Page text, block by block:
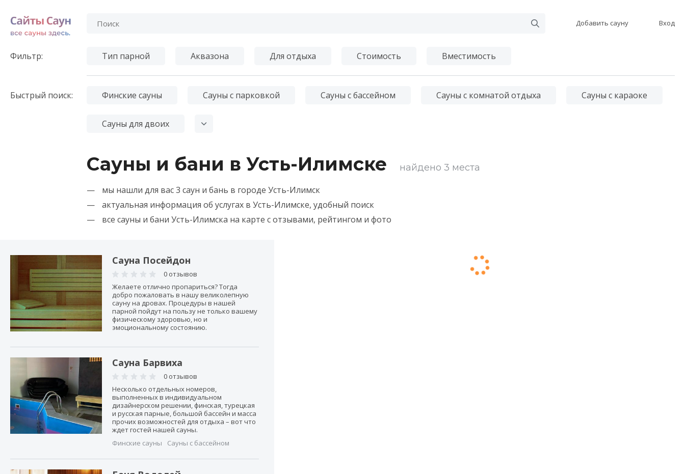
Добавить сауну Вход
Фильтр: Тип парной Аквазона Для отдыха Стоимость Вместимость
Быстрый поиск: Финские сауны Сауны с парковкой Сауны с бассейном Сауны с комнатой отдыха Сауны с караоке
Сауны для двоих
Сауны и бани в Усть-Илимске
найдено 3 места
мы нашли для вас 3 саун и бань в городе Усть-Илимск
актуальная информация об услугах в Усть-Илимске, удобный поиск
все сауны и бани Усть-Илимска на карте с отзывами, рейтингом и фото
Сауна Посейдон
0 отзывов
Желаете отлично пропариться? Тогда
добро пожаловать в нашу великолепную
сауну на дровах. Процедуры в нашей
парной пойдут на пользу не только вашему
физическому здоровью, но и
эмоциональному состоянию.
Сауна Барвиха
0 отзывов
Несколько отдельных номеров,
выполненных в индивидуальном
дизайнерском решении, финская, турецкая
и русская парные, большой бассейн и масса
прочих возможностей для отдыха – вот что
ждет гостей нашей сауны.
Финские сауны
Сауны с бассейном